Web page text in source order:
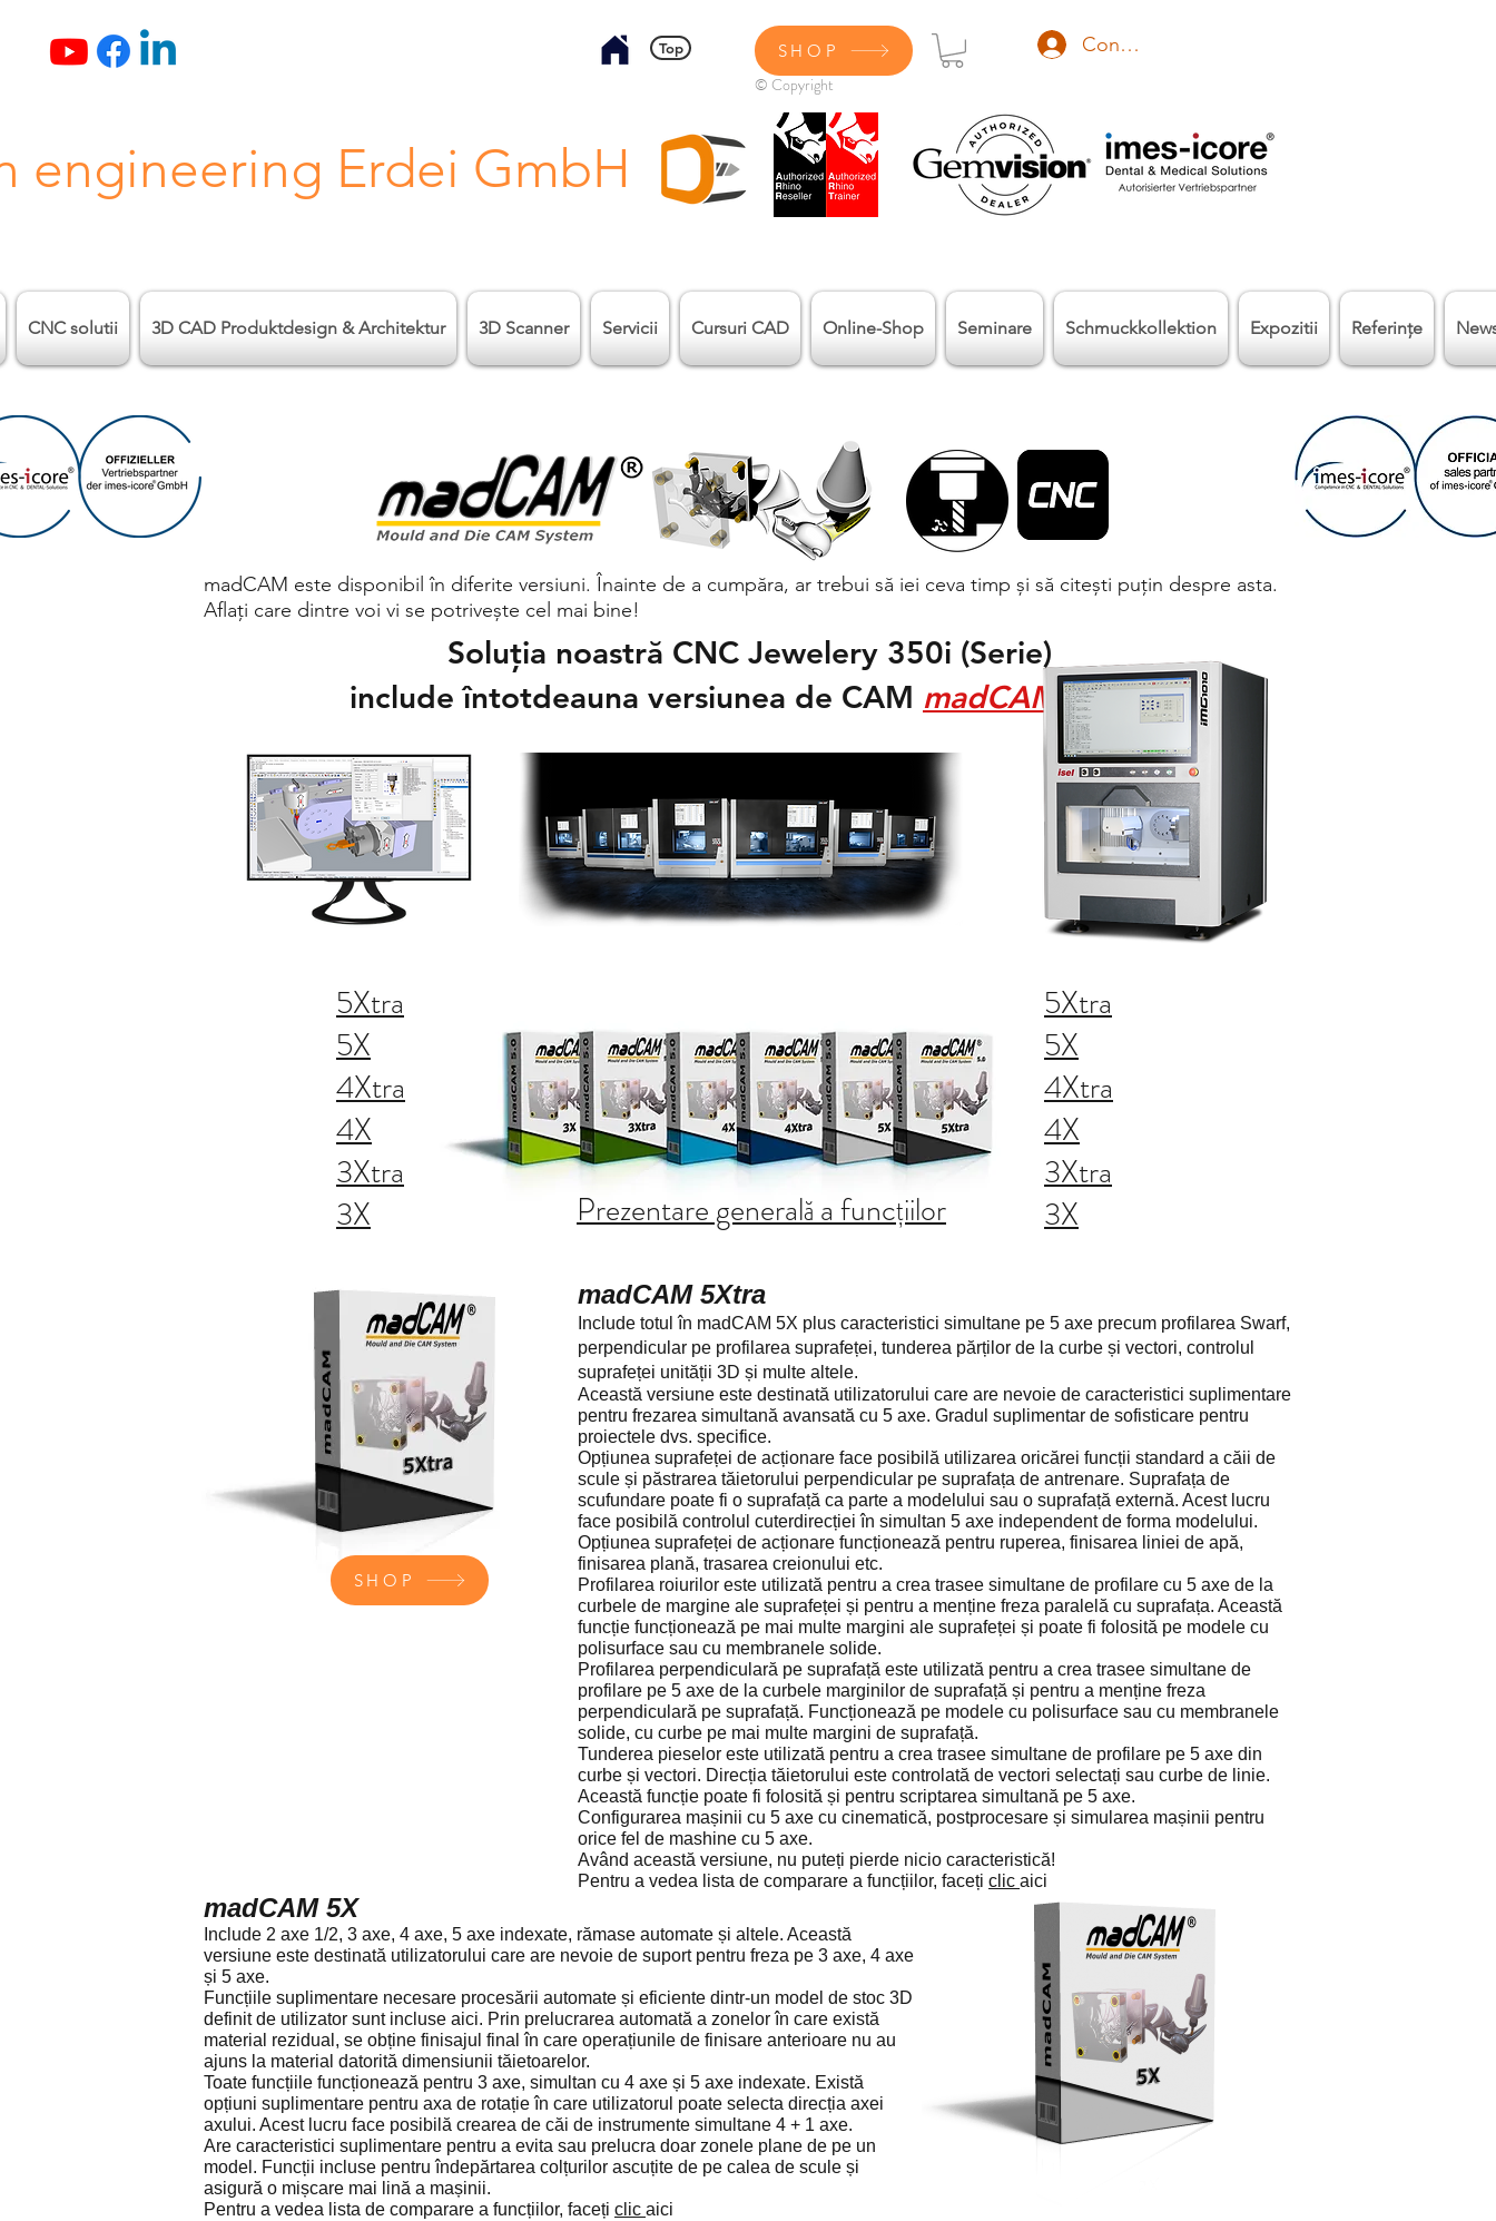
Top SHOP Conectează-te
© Copyright
engineering Erdei GmbH
CNC solutii 3D CAD Produktdesign & Architektur 3D Scanner Servicii Cursuri CAD Online-Shop Seminare Schmuckkollektion Expozitii Referinţe
madCAM este disponibil în diferite versiuni. Înainte de a cumpăra, ar trebui să iei ceva timp și să citești puțin despre asta.
Aflați care dintre voi vi se potrivește cel mai bine!
Soluția noastră CNC Jewelery 350i (Serie)
include întotdeauna versiunea de CAM madCAM 5Xtra
5Xtra
5X
4Xtra
4X
3Xtra
3X
5Xtra
5X
4Xtra
4X
3Xtra
3X
Prezentare generală a funcțiilor
madCAM 5Xtra
Include totul în madCAM 5X plus caracteristici simultane pe 5 axe precum profilarea Swarf,
perpendicular pe profilarea suprafeței, tunderea părților de la curbe și vectori, controlul
suprafeței unității 3D și multe altele.
Această versiune este destinată utilizatorului care are nevoie de caracteristici suplimentare
pentru frezarea simultană avansată cu 5 axe. Gradul suplimentar de sofisticare pentru
proiectele dvs. specifice.
Opțiunea suprafeței de acționare face posibilă utilizarea oricărei funcții standard a căii de
scule și păstrarea tăietorului perpendicular pe suprafața de antrenare. Suprafața de
scufundare poate fi o suprafață ca parte a modelului sau o suprafață externă. Acest lucru
face posibilă controlul cuterdirecției în simultan 5 axe independent de forma modelului.
Opțiunea suprafeței de acționare funcționează pentru ruperea, finisarea liniei de apă,
finisarea plană, trasarea creionului etc.
Profilarea roiurilor este utilizată pentru a crea trasee simultane de profilare cu 5 axe de la
curbele de margine ale suprafeței și pentru a menține freza paralelă cu suprafața. Această
funcție funcționează pe mai multe margini ale suprafeței și poate fi folosită pe modele cu
polisurface sau cu membranele solide.
Profilarea perpendiculară pe suprafață este utilizată pentru a crea trasee simultane de
profilare pe 5 axe de la curbele marginilor de suprafață și pentru a menține freza
perpendiculară pe suprafață. Funcționează pe modele cu polisurface sau cu membranele
solide, cu curbe pe mai multe margini de suprafață.
Tunderea pieselor este utilizată pentru a crea trasee simultane de profilare pe 5 axe din
curbe și vectori. Direcția tăietorului este controlată de vectori selectați sau curbe de linie.
Această funcție poate fi folosită și pentru scriptarea simultană pe 5 axe.
Configurarea mașinii cu 5 axe cu cinematică, postprocesare și simularea mașinii pentru
orice fel de mashine cu 5 axe.
Având această versiune, nu puteți pierde nicio caracteristică!
Pentru a vedea lista de comparare a funcțiilor, faceți clic aici
madCAM 5X
Include 2 axe 1/2, 3 axe, 4 axe, 5 axe indexate, rămase automate și altele. Această
versiune este destinată utilizatorului care are nevoie de suport pentru freza pe 3 axe, 4 axe
și 5 axe.
Funcțiile suplimentare necesare procesării automate și eficiente dintr-un model de stoc 3D
definit de utilizator sunt incluse aici. Prin prelucrarea automată a zonelor în care există
material rezidual, se obține finisajul final în care operațiunile de finisare anterioare nu au
ajuns la material datorită dimensiunii tăietoarelor.
Toate funcțiile funcționează pentru 3 axe, simultan cu 4 axe și 5 axe indexate. Există
opțiuni suplimentare pentru axa de rotație în care utilizatorul poate selecta direcția axei
axului. Acest lucru face posibilă crearea de căi de instrumente simultane 4 + 1 axe.
Are caracteristici suplimentare pentru a evita sau prelucra doar zonele plane de pe un
model. Funcții incluse pentru îndepărtarea colțurilor ascuțite de pe calea de scule și
asigură o mișcare mai lină a mașinii.
Pentru a vedea lista de comparare a funcțiilor, faceți clic aici
SHOP